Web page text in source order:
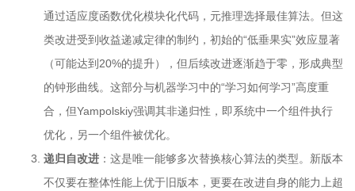
通过适应度函数优化模块化代码，元推理选择最佳算法。但这
类改进受到收益递减定律的制约，初始的“低垂果实”效应显著
（可能达到20%的提升），但后续改进逐渐趋于零，形成典型
的钟形曲线。这部分与机器学习中的“学习如何学习”高度重
合，但Yampolskiy强调其非递归性，即系统中一个组件执行
优化，另一个组件被优化。
递归自改进 ：这是唯一能够多次替换核心算法的类型。新版本
不仅要在整体性能上优于旧版本，更要在改进自身的能力上超